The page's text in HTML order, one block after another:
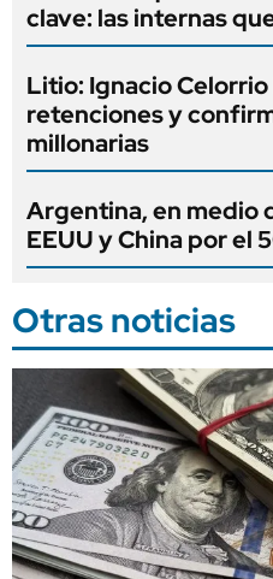
clave: las internas
Litio: Ignacio
retenciones y
millonarias
Argentina, en medio
EEUU y China por el
Otras noticias